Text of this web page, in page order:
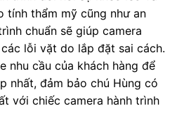
tính thẩm mỹ cũng như an
chuẩn sẽ giúp camera
lỗi vặt do lắp đặt sai cách.
nhu cầu của khách hàng để
nhất, đảm bảo chú Hùng có
với chiếc camera hành trình